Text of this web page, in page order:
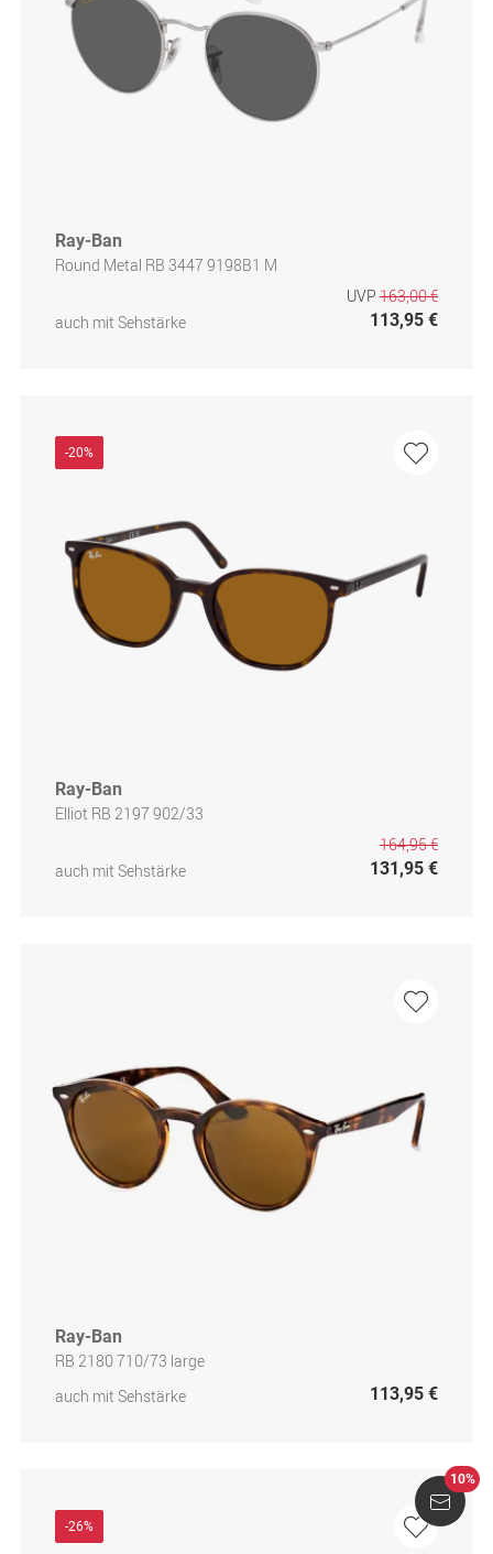
Ray-Ban
Round Metal RB 3447 9198B1 M
auch mit Sehstärke
UVP 163,00 €
113,95 €
-20%
Ray-Ban
Elliot RB 2197 902/33
auch mit Sehstärke
164,95 €
131,95 €
Ray-Ban
RB 2180 710/73 large
auch mit Sehstärke
113,95 €
-26%
10%